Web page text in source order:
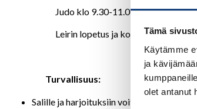
Tämä
Käytämme
ja
olet antanut
Judo klo 9.30-11.00, tatamit 1 ja 2
Leirin lopetus ja kotiinlähtö klo
Turvallisuus:
Salille ja harjoituksiin voit tulla vain täysin